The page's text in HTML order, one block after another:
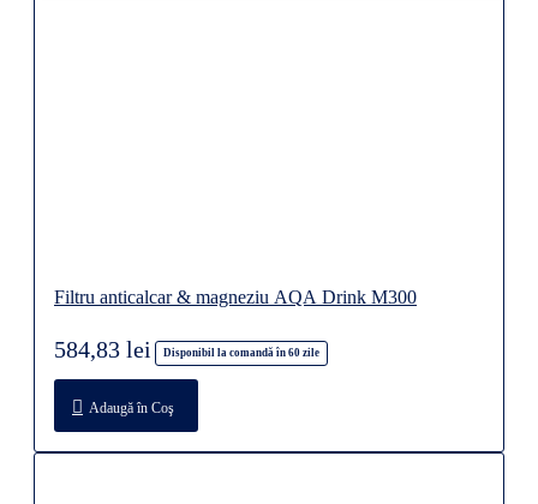
Filtru anticalcar & magneziu AQA Drink M300
Disponibil la comandă în 60 zile
584,83 lei
Adaugă în Coş